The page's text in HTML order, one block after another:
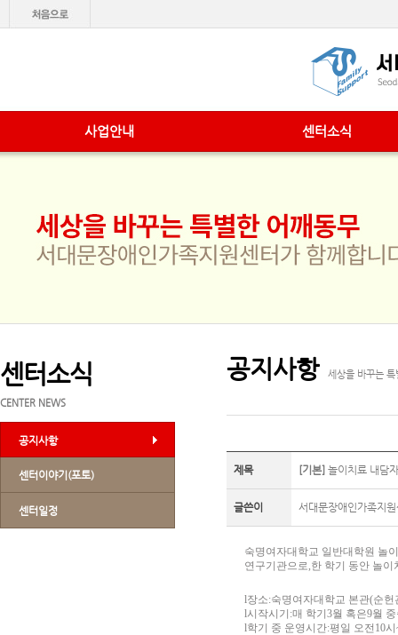
사업안내 센터소식
센터소식
CENTER NEWS
공지사항
센터이야기(포토)
센터일정
공지사항 세상을 바꾸는
제목 [기본] 놀이치료 내담
글쓴이 서대문장애인가족지
숙명여자대학교 일반대학원 놀
연구기관으로,한 학기 동안 놀
l장소:숙명여자대학교 본관(순헌
l시작시기 :매 학기 3월 혹은9월
l학기 중 운영시간:평일 오전 10시